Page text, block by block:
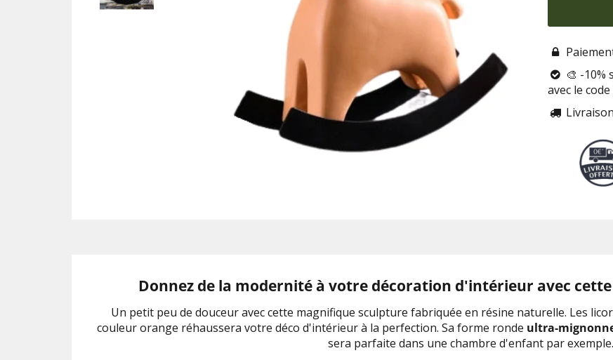


🎨 -
avec le code

Donnez de la modernité à votre décoration d'intérieur avec cette
Un petit peu de douceur avec cette magnifique sculpture fabriquée en résine naturelle. Les
couleur orange réhaussera votre déco d'intérieur à la perfection. Sa forme ronde ultra-
sera parfaite dans une chambre d'enfant par exemple.